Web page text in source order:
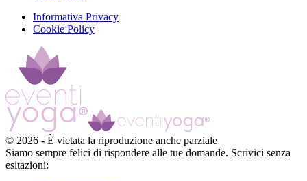
Informativa Privacy
Cookie Policy
© 2026 - È vietata la riproduzione anche parziale
Siamo sempre felici di rispondere alle tue domande. Scrivici senza
esitazioni: